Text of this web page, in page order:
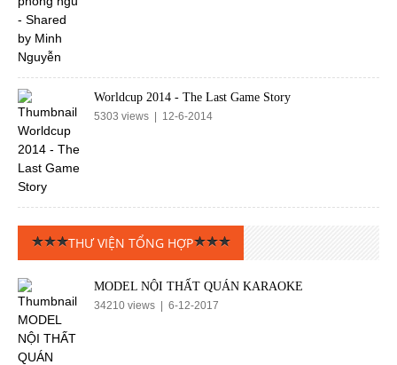
Worldcup 2014 - The Last Game Story
5303 views | 12-6-2014
THƯ VIỆN TỔNG HỢP
MODEL NỘI THẤT QUÁN KARAOKE
34210 views | 6-12-2017